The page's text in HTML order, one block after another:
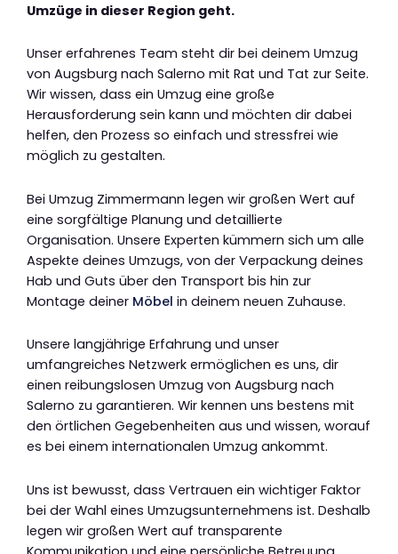
Umzüge in dieser Region geht.
Unser erfahrenes Team steht dir bei deinem Umzug
von Augsburg nach Salerno mit Rat und Tat zur Seite.
Wir wissen, dass ein Umzug eine große
Herausforderung sein kann und möchten dir dabei
helfen, den Prozess so einfach und stressfrei wie
möglich zu gestalten.
Bei Umzug Zimmermann legen wir großen Wert auf
eine sorgfältige Planung und detaillierte
Organisation. Unsere Experten kümmern sich um alle
Aspekte deines Umzugs, von der Verpackung deines
Hab und Guts über den Transport bis hin zur
Montage deiner Möbel in deinem neuen Zuhause.
Unsere langjährige Erfahrung und unser
umfangreiches Netzwerk ermöglichen es uns, dir
einen reibungslosen Umzug von Augsburg nach
Salerno zu garantieren. Wir kennen uns bestens mit
den örtlichen Gegebenheiten aus und wissen, worauf
es bei einem internationalen Umzug ankommt.
Uns ist bewusst, dass Vertrauen ein wichtiger Faktor
bei der Wahl eines Umzugsunternehmens ist. Deshalb
legen wir großen Wert auf transparente